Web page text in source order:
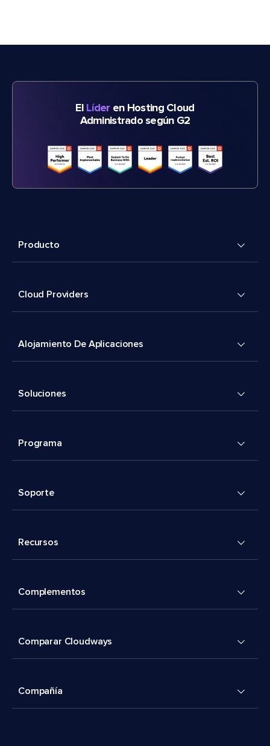
El Líder en Hosting Cloud
Administrado según G2
Producto
Cloud Providers
Alojamiento De Aplicaciones
Soluciones
Programa
Soporte
Recursos
Complementos
Comparar Cloudways
Compañía